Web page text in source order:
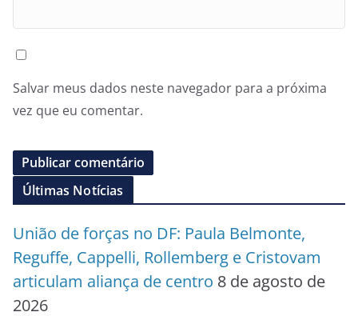
Salvar meus dados neste navegador para a próxima
vez que eu comentar.
Últimas Notícias
União de forças no DF: Paula Belmonte,
Reguffe, Cappelli, Rollemberg e Cristovam
articulam aliança de centro 8 de agosto de
2026